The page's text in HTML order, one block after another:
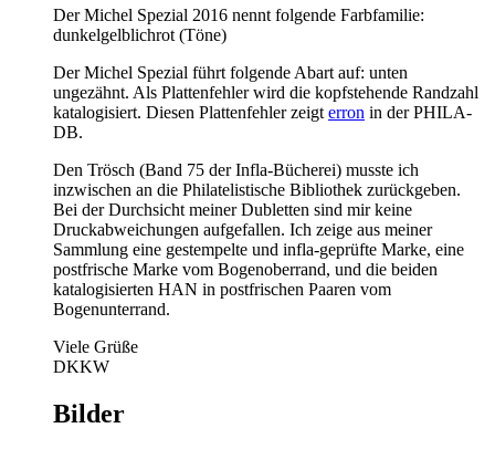
Der Michel Spezial 2016 nennt folgende Farbfamilie:
dunkelgelblichrot (Töne)
Der Michel Spezial führt folgende Abart auf: unten
ungezähnt. Als Plattenfehler wird die kopfstehende Randzahl
katalogisiert. Diesen Plattenfehler zeigt erron in der PHILA-
DB.
Den Trösch (Band 75 der Infla-Bücherei) musste ich
inzwischen an die Philatelistische Bibliothek zurückgeben.
Bei der Durchsicht meiner Dubletten sind mir keine
Druckabweichungen aufgefallen. Ich zeige aus meiner
Sammlung eine gestempelte und infla-geprüfte Marke, eine
postfrische Marke vom Bogenoberrand, und die beiden
katalogisierten HAN in postfrischen Paaren vom
Bogenunterrand.
Viele Grüße
DKKW
Bilder